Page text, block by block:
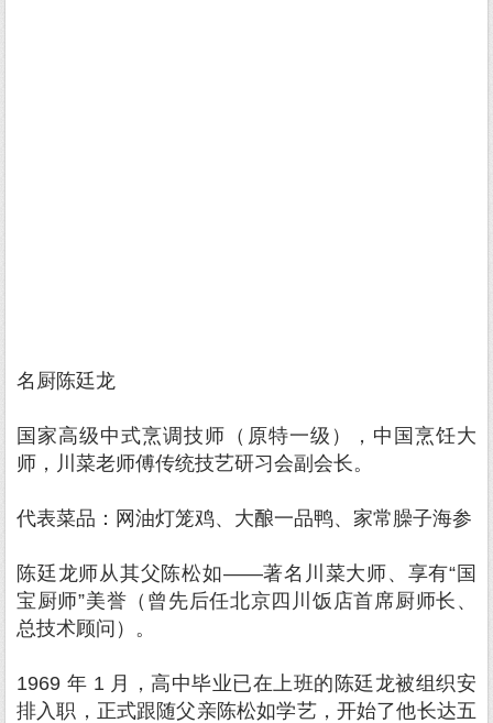
名厨陈廷龙
国家高级中式烹调技师（原特一级），中国烹饪大
师，川菜老师傅传统技艺研习会副会长。
代表菜品：网油灯笼鸡、大酿一品鸭、家常臊子海参
陈廷龙师从其父陈松如——著名川菜大师、享有“国
宝厨师”美誉（曾先后任北京四川饭店首席厨师长、
总技术顾问）。
1969 年 1 月，高中毕业已在上班的陈廷龙被组织安
排入职，正式跟随父亲陈松如学艺，开始了他长达五